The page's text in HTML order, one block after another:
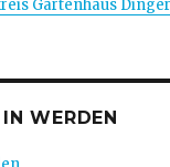
Gartenhaus
WERDEN